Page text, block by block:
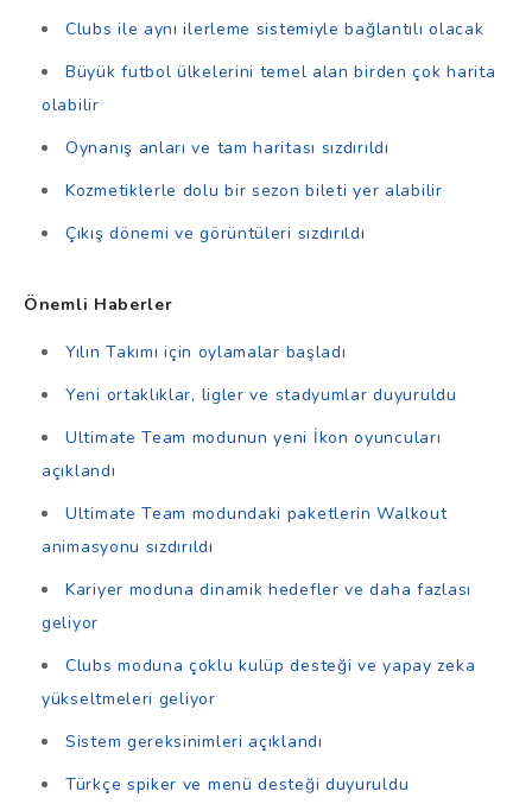
Clubs ile aynı ilerleme sistemiyle bağlantılı olacak
Büyük futbol ülkelerini temel alan birden çok harita
olabilir
Oynanış anları ve tam haritası sızdırıldı
Kozmetiklerle dolu bir sezon bileti yer alabilir
Çıkış dönemi ve görüntüleri sızdırıldı
Önemli Haberler
Yılın Takımı için oylamalar başladı
Yeni ortaklıklar, ligler ve stadyumlar duyuruldu
Ultimate Team modunun yeni İkon oyuncuları
açıklandı
Ultimate Team modundaki paketlerin Walkout
animasyonu sızdırıldı
Kariyer moduna dinamik hedefler ve daha fazlası
geliyor
Clubs moduna çoklu kulüp desteği ve yapay zeka
yükseltmeleri geliyor
Sistem gereksinimleri açıklandı
Türkçe spiker ve menü desteği duyuruldu